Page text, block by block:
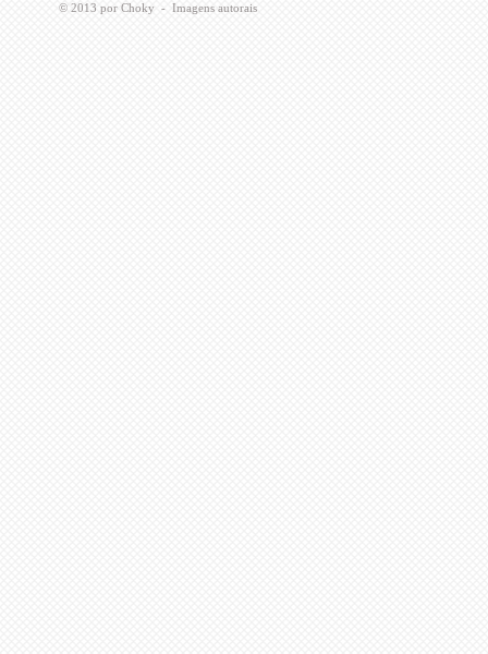
​© 2013 por Choky - Imagens autorais